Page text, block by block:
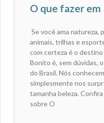
O que fazer
Se você ama natureza,
animais, trilhas e
com certeza é o destino
Bonito é, sem dúvidas,
do Brasil. Nós
simplesmente nos
tamanha beleza.
sobre O